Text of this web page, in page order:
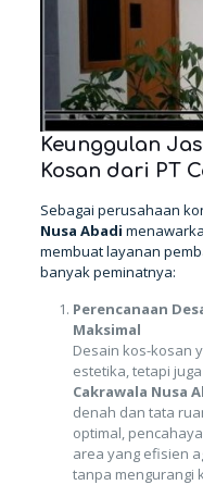
Keunggulan
Kosan dari PT
Sebagai perusahaan
Nusa Abadi
membuat layanan
banyak peminatnya:
Perencanaan
Maksimal
Desain kos-kosan
estetika, tetapi
Cakrawala Nusa
denah dan tata
optimal,
area yang efisien
tanpa mengurangi